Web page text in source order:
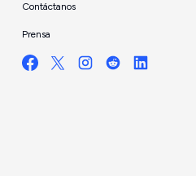
Contáctanos
Prensa